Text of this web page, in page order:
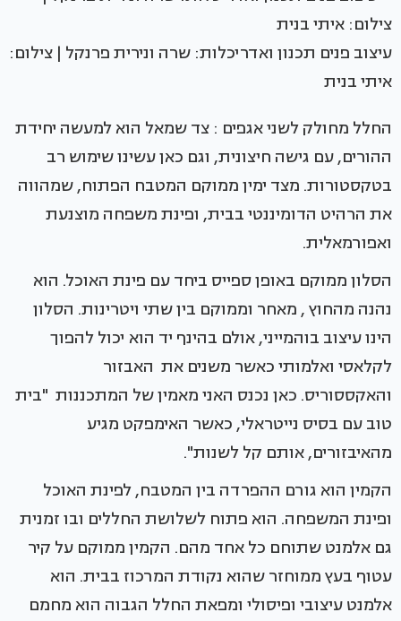
עיצוב פנים תכנון ואדריכלות: שרה ונירית פרנקל | צילום:
איתי בנית
החלל מחולק לשני אגפים : צד שמאל הוא למעשה יחידת
ההורים, עם גישה חיצונית, וגם כאן עשינו שימוש רב
בטקסטורות. מצד ימין ממוקם המטבח הפתוח, שמהווה
את הרהיט הדומיננטי בבית, ופינת משפחה מוצנעת
ואפורמאלית.
הסלון ממוקם באופן ספייס ביחד עם פינת האוכל. הוא
נהנה מהחוץ , מאחר וממוקם בין שתי ויטרינות. הסלון
הינו עיצוב בוהמייני, אולם בהינף יד הוא יכול להפוך
לקלאסי ואלמותי כאשר משנים את האבזור
והאקססוריס. כאן נכנס האני מאמין של המתכננות "בית
טוב עם בסיס נייטראלי, כאשר האימפקט מגיע
מהאיבזורים, אותם קל לשנות".
הקמין הוא גורם ההפרדה בין המטבח, לפינת האוכל
ופינת המשפחה. הוא פתוח לשלושת החללים ובו זמנית
גם אלמנט שתוחם כל אחד מהם. הקמין ממוקם על קיר
עטוף בעץ ממוחזר שהוא נקודת המרכוז בבית. הוא
אלמנט עיצובי ופיסולי ומפאת החלל הגבוה הוא מחמם